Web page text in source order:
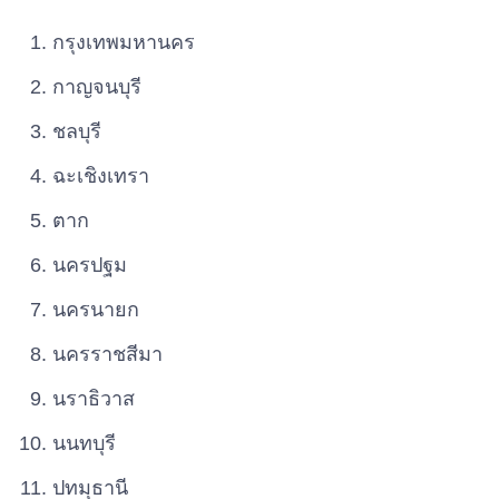
กรุงเทพมหานคร
กาญจนบุรี
ชลบุรี
ฉะเชิงเทรา
ตาก
นครปฐม
นครนายก
นครราชสีมา
นราธิวาส
นนทบุรี
ปทมุธานี